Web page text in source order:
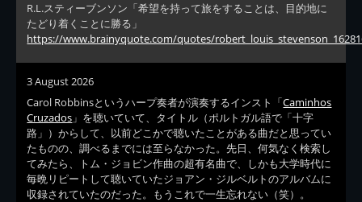
R.L.スティーブンソン「希望を持って旅をすることは、目的地に
たどり着くことに勝る」
https://www.brainyquote.com/quotes/
3 August 2026
Carol Robbinsというハープ奏者が演奏するインスト「Caminhos
Cruzados 」を聴いていて、タイトル（ポルトガル語で「十字
路」）からして、以前どこかで聴いたことがある曲だと思ってい
たものの、調べるまでには至らなかった。先日、何気なく検索し
てみたら、トム・ジョビン作曲の超有名曲で、しかも大学時代に
毎晩リピートして聴いていたジョアン・ジルベルトのアルバムに
収録されていたのだった。もうこれで一生忘れない（笑）。